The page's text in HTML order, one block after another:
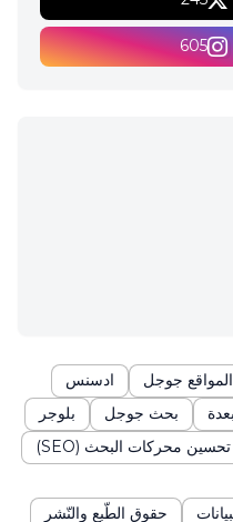
605
جوجل
ادسنس
بحث جوجل
بلوجر
تحسين محركات البحث (SEO)
حقوق الطّبع والنّشر